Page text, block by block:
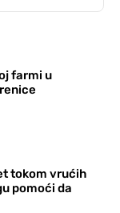
farmi u
tokom vrućih
pomoći da